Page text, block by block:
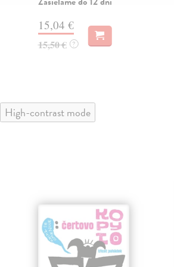
15,04 €
15,50 € ?
High-contrast mode